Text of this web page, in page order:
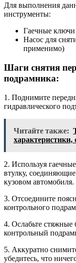
Для выполнения
инструменты:
Гаечные ключи
Насос для
применимо)
Шаги снятия
подрамника:
1. Поднимите
гидравлического
Читайте также:
характеристики,
2. Используя
втулку,
кузовом автомобиля.
3. Отсоедините
контрольного
4. Ослабьте
контрольный
5. Аккуратно
убедитесь, что